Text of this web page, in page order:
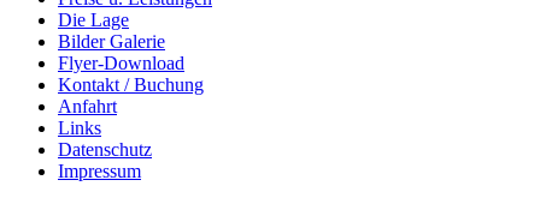
Die Lage
Bilder Galerie
Flyer-Download
Kontakt / Buchung
Anfahrt
Links
Datenschutz
Impressum